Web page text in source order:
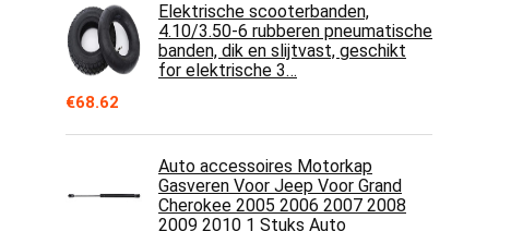
Elektrische scooterbanden,
4.10/3.50-6 rubberen pneumatische
banden, dik en slijtvast, geschikt
for elektrische 3…
€68.62
Auto accessoires Motorkap
Gasveren Voor Jeep Voor Grand
Cherokee 2005 2006 2007 2008
2009 2010 1 Stuks Auto